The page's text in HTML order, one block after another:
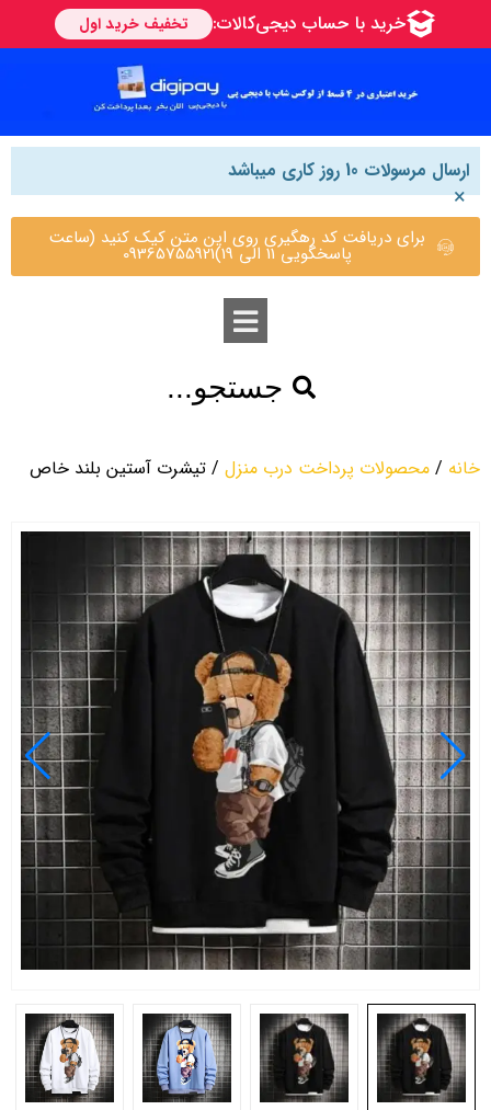
ارسال مرسولات 10 روز کاری میباشد
×
برای دریافت کد رهگیری روی این متن کیک کنید (ساعت
پاسخگویی 11 الی 19)09365755921
جستجو...
خانه / محصولات پرداخت درب منزل / تیشرت آستین بلند خاص